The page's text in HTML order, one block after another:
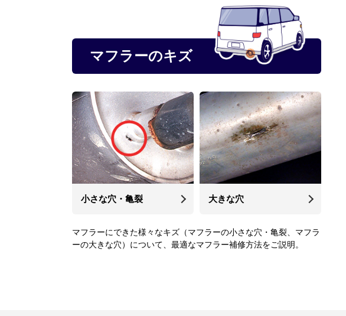
マフラーのキズ
小さな穴・亀裂 大きな穴
マフラーにできた様々なキズ（マフラーの小さな穴・亀裂、マフラ
ーの大きな穴）について、最適なマフラー補修方法をご説明。